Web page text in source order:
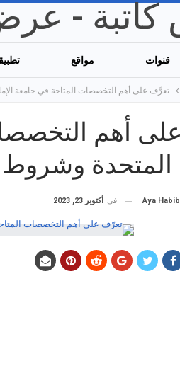
قنوات مواقع
تعرَّف على أهم التخصصات المتاحة في جامعة
أهم
المتحدة وشروط
Aya Habib في أكتوبر 23, 2023